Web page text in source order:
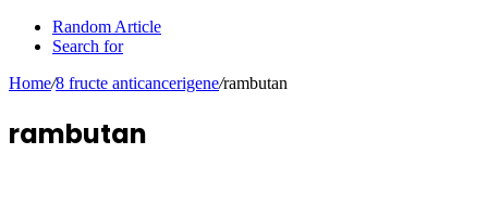
Random Article
Search for
Home/8 fructe anticancerigene/rambutan
rambutan